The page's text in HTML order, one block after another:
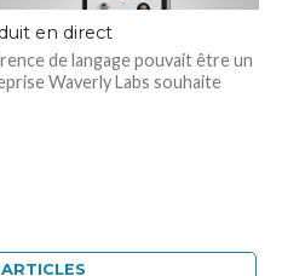
en direct
de langage pouvait être un
Waverly Labs souhaite